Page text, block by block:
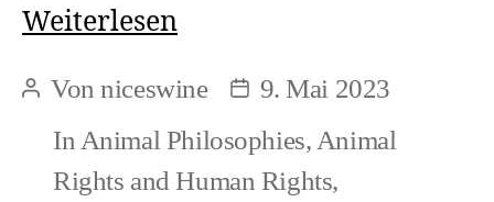
WeiterlesenFor
Earth?
Beitragsautor
Vonniceswine Beitragsdatum
9. Mai 2023
In Animal Philosophies, Animal
Rights and Human Rights,